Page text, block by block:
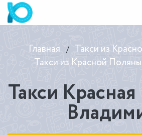
Главная / Такси из
Такси из Красной
Такси